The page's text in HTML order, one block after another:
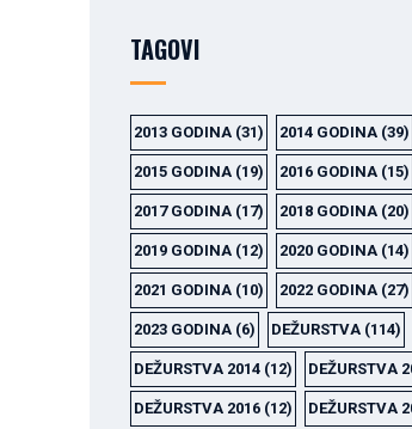
TAGOVI
2013 GODINA(31) 2014 GODINA(39)
2015 GODINA(19) 2016 GODINA(15)
2017 GODINA(17) 2018 GODINA(20)
2019 GODINA(12) 2020 GODINA(14)
2021 GODINA(10) 2022 GODINA(27)
2023 GODINA(6) DEŽURSTVA(114)
DEŽURSTVA 2014(12) DEŽURSTVA
DEŽURSTVA 2016(12) DEŽURSTVA